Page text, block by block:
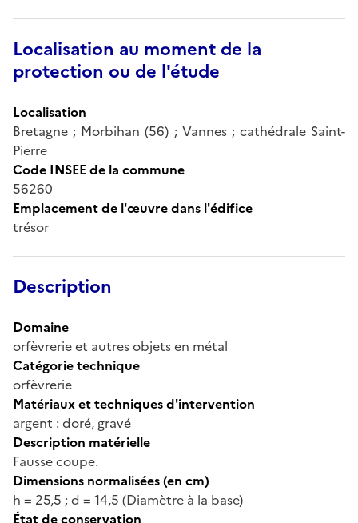
Localisation au moment de la
protection ou de l'étude
Localisation
Bretagne ; Morbihan (56) ; Vannes ; cathédrale Saint-
Pierre
Code INSEE de la commune
56260
Emplacement de l'œuvre dans l'édifice
trésor
Description
Domaine
orfèvrerie et autres objets en métal
Catégorie technique
orfèvrerie
Matériaux et techniques d'intervention
argent : doré, gravé
Description matérielle
Fausse coupe.
Dimensions normalisées (en cm)
h = 25,5 ; d = 14,5 (Diamètre à la base)
État de conservation